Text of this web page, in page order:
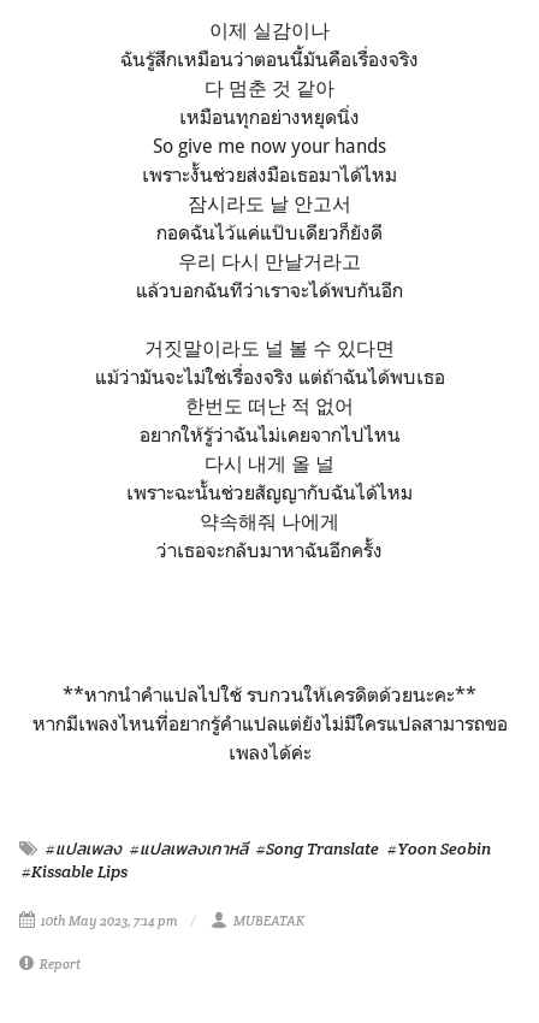
이제 실감이나
ฉันรู้สึกเหมือนว่าตอนนี้มันคือเรื่องจริง
다 멈춘 것 같아
เหมือนทุกอย่างหยุดนิ่ง
So give me now your hands
เพราะงั้นช่วยส่งมือเธอมาได้ไหม
잠시라도 날 안고서
กอดฉันไว้แค่แป๊บเดียวก็ยังดี
우리 다시 만날거라고
แล้วบอกฉันทีว่าเราจะได้พบกันอีก
거짓말이라도 널 볼 수 있다면
แม้ว่ามันจะไม่ใช่เรื่องจริง แต่ถ้าฉันได้พบเธอ
한번도 떠난 적 없어
อยากให้รู้ว่าฉันไม่เคยจากไปไหน
다시 내게 올 널
เพราะฉะนั้นช่วยสัญญากับฉันได้ไหม
약속해줘 나에게
ว่าเธอจะกลับมาหาฉันอีกครั้ง
**หากนำคำแปลไปใช้ รบกวนให้เครดิตด้วยนะคะ**
หากมีเพลงไหนที่อยากรู้คำแปลแต่ยังไม่มีใครแปลสามารถขอ
เพลงได้ค่ะ
#แปลเพลง #แปลเพลงเกาหลี #Song Translate #Yoon Seobin
#Kissable Lips
10th May 2023, 7:14 pm MUBEATAK
Report